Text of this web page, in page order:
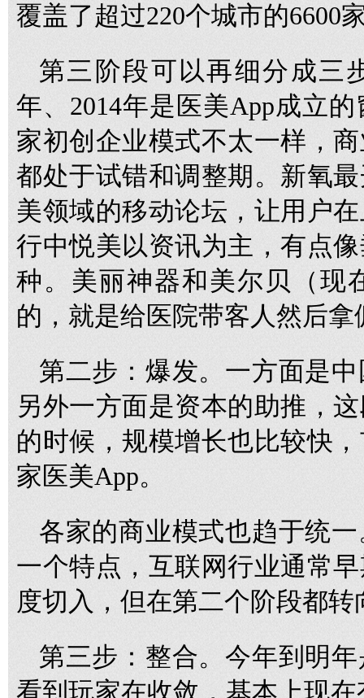
覆盖了超过220个城市的6600
第三阶段可以再细分成三
年、2014年是医美App成立
家初创企业模式不太一样，
都处于试错和调整期。新氧
美领域的移动论坛，让用户
行中悦美以资讯为主，有点
种。美丽神器和美尔贝（现
的，就是给医院带客人然后
第二步：爆发。一方面是
另外一方面是资本的助推，
的时候，规模增长也比较快
家医美App。
各家的商业模式也趋于统
一个特点，互联网行业通常
度切入，但在第二个阶段都
第三步：整合。今年到明
看到玩家在收敛，基本上现